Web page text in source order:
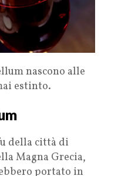
nascono alle
estinto.
della città di
Magna Grecia,
portato in